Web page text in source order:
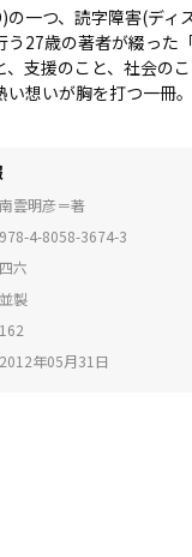
一つ、読字障害(ディ
う27歳の著者が綴った
、支援のこと、社会
想いが胸を打つ一冊。
南雲明彦＝著
978-4-8058-3674-3
四六
並製
162
2012年05月31日